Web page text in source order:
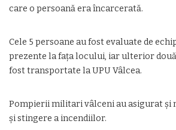
care o persoană era încarcerată.
Cele 5 persoane au fost evaluate de
prezente la fața locului, iar ulterior
fost transportate la UPU Vâlcea.
Pompierii militari vâlceni au asigurat și
și stingere a incendiilor.